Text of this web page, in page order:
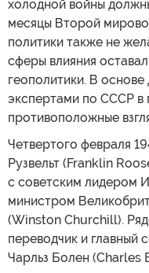
холодной войны
месяцы Второй
политики также не
сферы влияния
геополитики. В
экспертами по СССР в
противоположные
Четвертого февраля
Рузвельт (Franklin
с советским лидером
министром
(Winston Churchill).
переводчик и главный
Чарльз Болен (Charles